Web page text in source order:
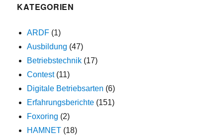
KATEGORIEN
ARDF (1)
Ausbildung (47)
Betriebstechnik (17)
Contest(11)
Digitale Betriebsarten (6)
Erfahrungsberichte (151)
Foxoring (2)
HAMNET (18)